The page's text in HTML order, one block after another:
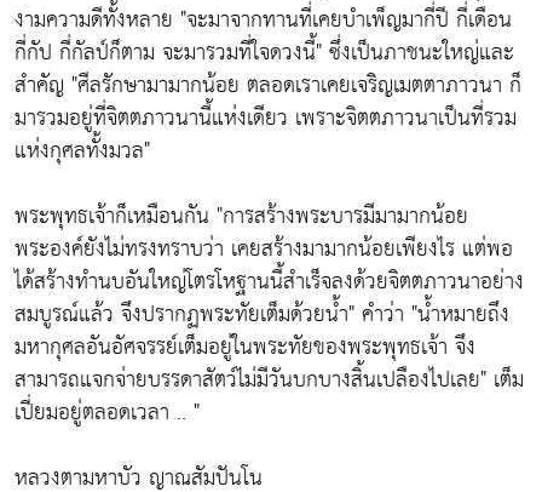
งามความดีทั้งหลาย "จะมาจากทานที่เคยบำเพ็ญมากี่ปี กี่เดือน
กี่กัป กี่กัลป์ก็ตาม จะมารวมที่ใจดวงนี้"ซึ่งเป็นภาชนะใหญ่และ
สำคัญ "ศีลรักษามามากน้อย ตลอดเราเคยเจริญเมตตาภาวนา ก็
มารวมอยู่ที่จิตตภาวนานี้แห่งเดียว เพราะจิตตภาวนาเป็นที่รวม
แห่งกุศลทั้งมวล"
พระพุทธเจ้าก็เหมือนกัน "การสร้างพระบารมีมามากน้อย
พระองค์ยังไม่ทรงทราบว่า เคยสร้างมามากน้อยเพียงไร แต่พอ
ได้สร้างทำนบอันใหญ่โตรโหฐานนี้สำเร็จลงด้วยจิตตภาวนาอย่าง
สมบูรณ์แล้ว จึงปรากฏพระทัยเต็มด้วยน้ำ"คำว่า "น้ำหมายถึง
มหากุศลอันอัศจรรย์เต็มอยู่ในพระทัยของพระพุทธเจ้า จึง
สามารถแจกจ่ายบรรดาสัตว์ไม่มีวันบกบางสิ้นเปลืองไปเลย" เต็ม
เปี่ยมอยู่ตลอดเวลา .. "
หลวงตามหาบัว ญาณสัมปันโน